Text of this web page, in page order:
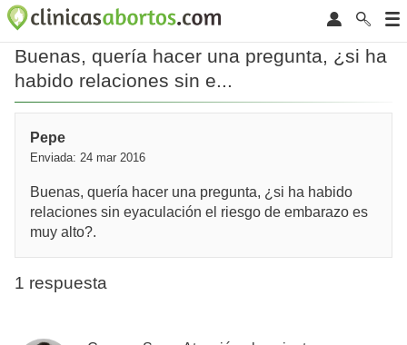
Buenas, quería hacer una pregunta, ¿si ha
habido relaciones sin e...
Pepe
Enviada: 24 mar 2016
Buenas, quería hacer una pregunta, ¿si ha habido
relaciones sin eyaculación el riesgo de embarazo es
muy alto?.
1 respuesta